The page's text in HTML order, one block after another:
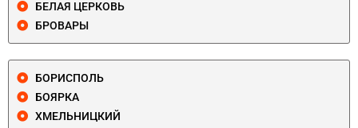
БЕЛАЯ ЦЕРКОВЬ
БРОВАРЫ
БОРИСПОЛЬ
БОЯРКА
ХМЕЛЬНИЦКИЙ